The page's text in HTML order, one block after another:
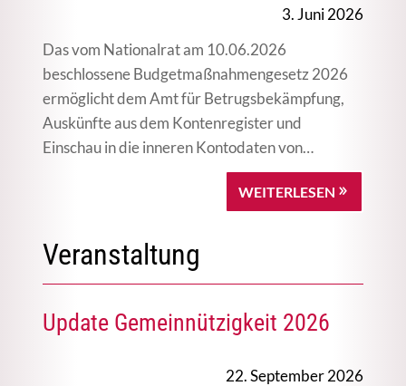
3. Juni 2026
Das vom Nationalrat am 10.06.2026
beschlossene Budgetmaßnahmengesetz 2026
ermöglicht dem Amt für Betrugsbekämpfung,
Auskünfte aus dem Kontenregister und
Einschau in die inneren Kontodaten von…
WEITERLESEN
Veranstaltung
Update Gemeinnützigkeit 2026
22. September 2026